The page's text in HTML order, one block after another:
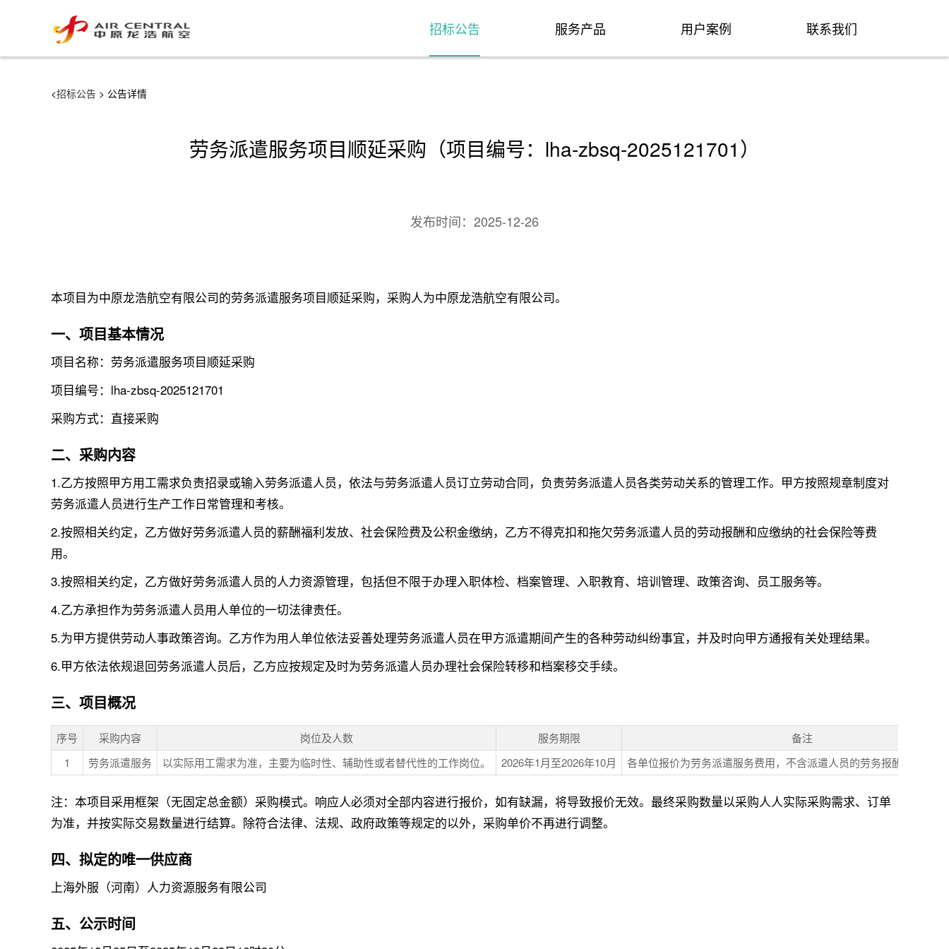
招标公告 服务产品 用户案例 联系我们
<招标公告 > 公告详情
劳务派遣服务项目顺延采购（项目编号：lha-zbsq-2025121701）
发布时间： 2025-12-26
本项目为中原龙浩航空有限公司的劳务派遣服务项目顺延采购，采购人为中原龙浩航空有限公司。
一、项目基本情况
项目名称：劳务派遣服务项目顺延采购
项目编号：lha-zbsq-2025121701
采购方式：直接采购
二、采购内容
1.乙方按照甲方用工需求负责招录或输入劳务派遣人员，依法与劳务派遣人员订立劳动合同，负责劳务派遣人员各类劳动关系的管理工作。甲方按照规章制度对
劳务派遣人员进行生产工作日常管理和考核。
2.按照相关约定，乙方做好劳务派遣人员的薪酬福利发放、社会保险费及公积金缴纳，乙方不得克扣和拖欠劳务派遣人员的劳动报酬和应缴纳的社会保险等费
用。
3.按照相关约定，乙方做好劳务派遣人员的人力资源管理，包括但不限于办理入职体检、档案管理、入职教育、培训管理、政策咨询、员工服务等。
4.乙方承担作为劳务派遣人员用人单位的一切法律责任。
5.为甲方提供劳动人事政策咨询。乙方作为用人单位依法妥善处理劳务派遣人员在甲方派遣期间产生的各种劳动纠纷事宜，并及时向甲方通报有关处理结果。
6.甲方依法依规退回劳务派遣人员后，乙方应按规定及时为劳务派遣人员办理社会保险转移和档案移交手续。
三、项目概况
序号 采购内容 岗位及人数 服务期限
备注
1
劳务派遣服务 以实际用工需求为准，主要为临时性、辅助性或者替代性的工作岗位。 2026年1月至2026年10月 各单位报价为劳务派遣服务费用，不含派遣人员的劳务报酬及社保公
注：本项目采用框架（无固定总金额）采购模式。响应人必须对全部内容进行报价，如有缺漏，将导致报价无效。最终采购数量以采购人人实际采购需求、订单
为准，并按实际交易数量进行结算。除符合法律、法规、政府政策等规定的以外，采购单价不再进行调整。
四、拟定的唯一供应商
上海外服（河南）人力资源服务有限公司
五、公示时间